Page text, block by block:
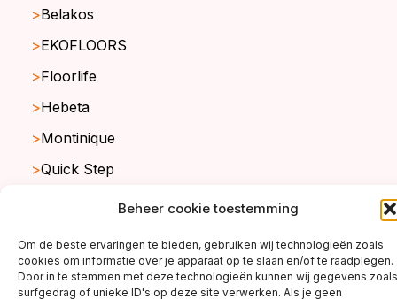
Beheer cookie toestemming
Om de beste ervaringen te bieden, gebruiken wij technologieën zoals
cookies om informatie over je apparaat op te slaan en/of te raadplegen.
Door in te stemmen met deze technologieën kunnen wij gegevens zoals
surfgedrag of unieke ID's op deze site verwerken. Als je geen
Belakos
EKOFLOORS
Floorlife
Hebeta
Montinique
Quick Step
Ambiant